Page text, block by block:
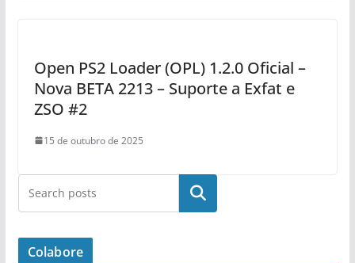
Open PS2 Loader (OPL) 1.2.0 Oficial –
Nova BETA 2213 – Suporte a Exfat e
ZSO #2
15 de outubro de 2025
Pesquisar
Colabore